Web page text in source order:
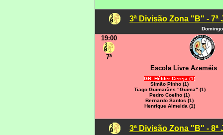
3ª Divisão Zona "B" - 7ª
19:00
7ª
Escola Livre Azeméis
GR: Hélder Cereja (1)
Simão Pinho (1)
Tiago Guimarães "Guima" (1)
Pedro Coelho (1)
Bernardo Santos (1)
Henrique Almeida (1)
3ª Divisão Zona "B" - 8ª